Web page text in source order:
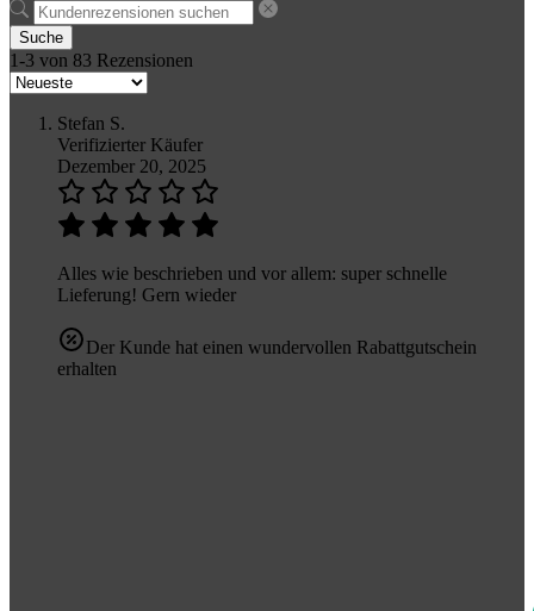
Suche
1-3 von 83 Rezensionen
Stefan S.
Verifizierter Käufer
Dezember 20, 2025
Alles wie beschrieben und vor allem: super schnelle
Lieferung! Gern wieder
Der Kunde hat einen wundervollen Rabattgutschein
erhalten